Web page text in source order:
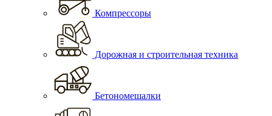
Компрессоры
Дорожная и строительная техника
Бетономешалки